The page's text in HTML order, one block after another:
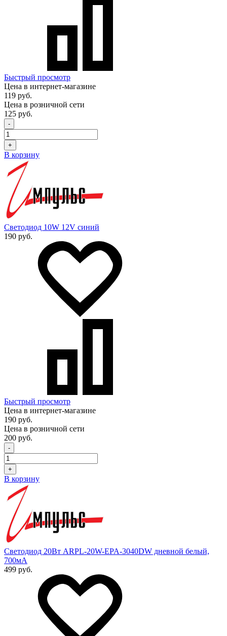
Быстрый просмотр
Цена в интернет-магазине
119 руб.
Цена в розничной сети
125 руб.
-
+
В корзину
Светодиод 10W 12V синий
190 руб.
Быстрый просмотр
Цена в интернет-магазине
190 руб.
Цена в розничной сети
200 руб.
-
+
В корзину
Светодиод 20Вт ARPL-20W-EPA-3040DW дневной белый,
700мА
499 руб.